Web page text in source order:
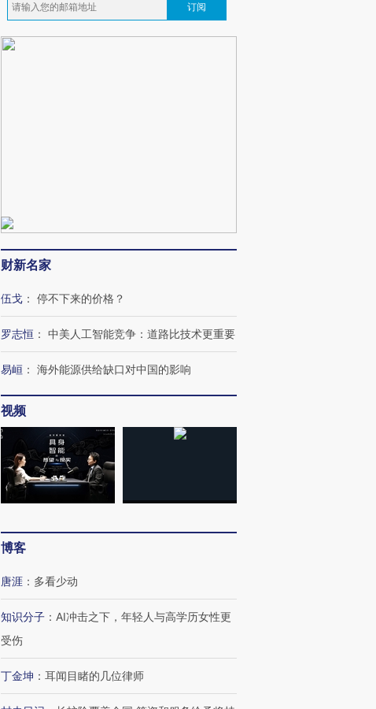
订阅
财新名家
伍戈 ： 停不下来的价格？
罗志恒 ： 中美人工智能竞争：道路比技术更重要
易峘 ： 海外能源供给缺口对中国的影响
视频
博客
唐涯 ： 多看少动
知识分子 ： AI冲击之下，年轻人与高学历女性更
受伤
丁金坤 ： 耳闻目睹的几位律师